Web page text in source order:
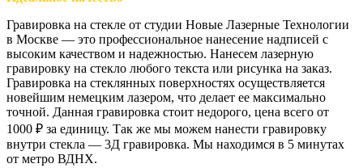
Гравировка на стекле от студии Новые Лазерные Технологии
в Москве — это профессиональное нанесение надписей с
высоким качеством и надежностью. Нанесем лазерную
гравировку на стекло любого текста или рисунка на заказ.
Гравировка на стеклянных поверхностях осуществляется
новейшим немецким лазером, что делает ее максимально
точной. Данная гравировка стоит недорого, цена всего от
1000 ₽ за единицу. Так же мы можем нанести гравировку
внутри стекла — 3Д гравировка. Мы находимся в 5 минутах
от метро ВДНХ.